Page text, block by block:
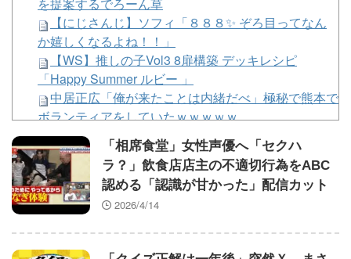
【にじさんじ】ソフィ「８８８✨ ぞろ目ってなん
か嬉しくなるよね！！」
【WS】推しの子Vol3 8扉構築 デッキレシピ
「Happy Summer ルビー 」
中居正広「俺が来たことは内緒だべ」極秘で熊本で
ボランティアをしていたｗｗｗｗｗ
ウチの猫見てよ（※画像あり）
【画像】加工なしのローカル地下アイドル、流石に
厳しいwwwwww
カープ〝悪夢〟アドゥワが筒香にサヨナラ被弾。坂
倉11号！斉藤優5回2失点！辻遠藤ら0封も高が同点被
弾。4連敗で今季ワースト借金17【広島3-4xDeNA/試
合結果】
「相席食堂」女性声優へ「セクハ
ラ？」飲食店店主の不適切行為をABC
認める「認識が甘かった」配信カット
2026/4/14